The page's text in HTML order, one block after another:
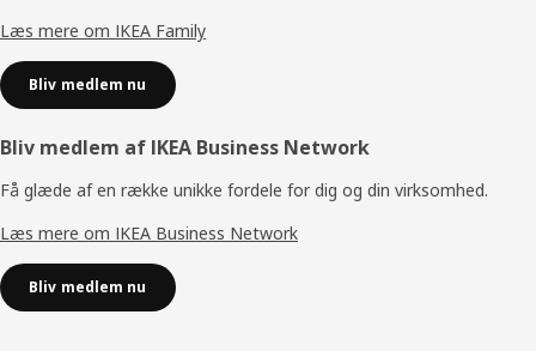
Læs mere om IKEA Family
Bliv medlem nu
Bliv medlem af IKEA Business Network
Få glæde af en række unikke fordele for dig og din virksomhed.
Læs mere om IKEA Business Network
Bliv medlem nu